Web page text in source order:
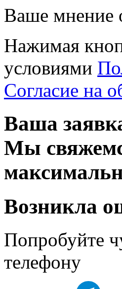
Ваше мнение
Нажимая
условиями
Согласие на
Ваша
Мы
Возникла
Попробуйте
телефону